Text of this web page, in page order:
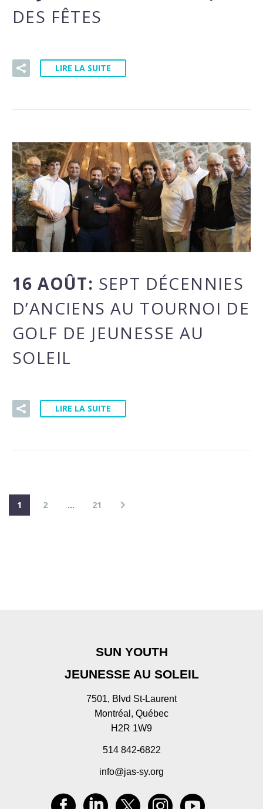
DES FÊTES
LIRE LA SUITE
16 AOÛT: SEPT DÉCENNIES
D’ANCIENS AU TOURNOI DE
GOLF DE JEUNESSE AU
SOLEIL
LIRE LA SUITE
1 2 … 21
SUN YOUTH
JEUNESSE AU SOLEIL
7501, Blvd St-Laurent
Montréal, Québec
H2R 1W9
514 842-6822
info@jas-sy.org